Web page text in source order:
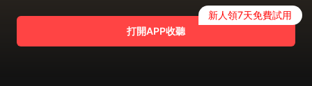
打開APP收聽
新人領7天免費試用